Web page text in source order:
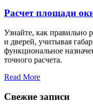
Расчет площади
Узнайте, как правильно
и дверей, учитывая
функциональное
точного расчета.
Read More
Свежие записи